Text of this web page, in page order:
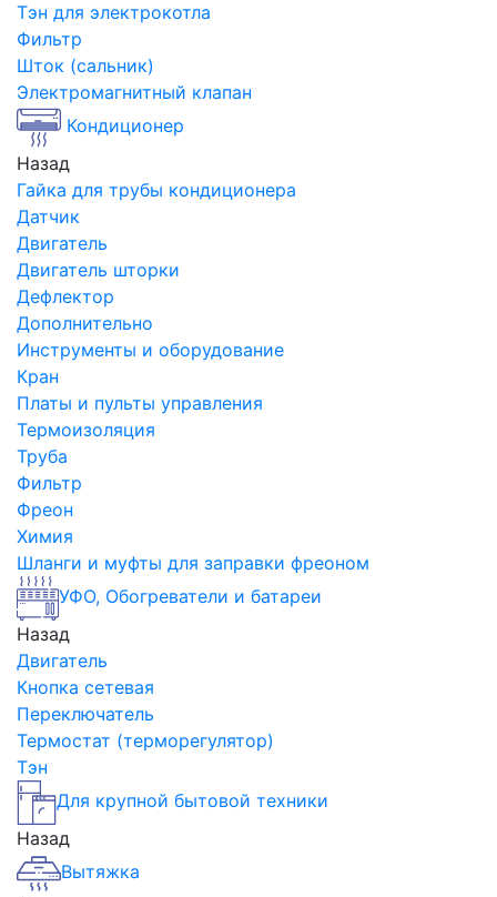
Тэн для электрокотла
Фильтр
Шток (сальник)
Электромагнитный клапан
Кондиционер
Назад
Гайка для трубы кондиционера
Датчик
Двигатель
Двигатель шторки
Дефлектор
Дополнительно
Инструменты и оборудование
Кран
Платы и пульты управления
Термоизоляция
Труба
Фильтр
Фреон
Химия
Шланги и муфты для заправки фреоном
УФО, Обогреватели и батареи
Назад
Двигатель
Кнопка сетевая
Переключатель
Термостат (терморегулятор)
Тэн
Для крупной бытовой техники
Назад
Вытяжка